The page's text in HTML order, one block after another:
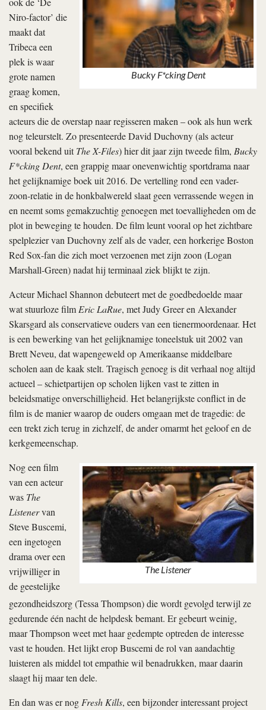
Bucky F*cking Dent
Niro-factor’ die
maakt dat
Tribeca een
plek is waar
grote namen
graag komen,
en specifiek
acteurs die de overstap naar regisseren maken – ook als hun werk
nog teleurstelt. Zo presenteerde David Duchovny (als acteur
vooral bekend uitThe X-Files) hier dit jaar zijn tweede film, Bucky
F*cking Dent, een grappig maar onevenwichtig sportdrama naar
het gelijknamige boek uit 2016. De vertelling rond een vader-
zoon-relatie in de honkbalwereld slaat geen verrassende wegen in
en neemt soms gemakzuchtig genoegen met toevalligheden om de
plot in beweging te houden. De film leunt vooral op het zichtbare
spelplezier van Duchovny zelf als de vader, een horkerige Boston
Red Sox-fan die zich moet verzoenen met zijn zoon (Logan
Marshall-Green) nadat hij terminaal ziek blijkt te zijn.
Acteur Michael Shannon debuteert met de goedbedoelde maar
wat stuurloze filmEric LaRue, met Judy Greer en Alexander
Skarsgard als conservatieve ouders van een tienermoordenaar. Het
is een bewerking van het gelijknamige toneelstuk uit 2002 van
Brett Neveu, dat wapengeweld op Amerikaanse middelbare
scholen aan de kaak stelt. Tragisch genoeg is dit verhaal nog altijd
actueel – schietpartijen op scholen lijken vast te zitten in
beleidsmatige onverschilligheid. Het belangrijkste conflict in de
film is de manier waarop de ouders omgaan met de tragedie: de
een trekt zich terug in zichzelf, de ander omarmt het geloof en de
kerkgemeenschap.
The Listener
Nog een film
van een acteur
was The
Listenervan
Steve Buscemi,
een ingetogen
drama over een
vrijwilliger in
de geestelijke
gezondheidszorg (Tessa Thompson) die wordt gevolgd terwijl ze
gedurende één nacht de helpdesk bemant. Er gebeurt weinig,
maar Thompson weet met haar gedempte optreden de interesse
vast te houden. Het lijkt erop Buscemi de rol van aandachtig
luisteren als middel tot empathie wil benadrukken, maar daarin
slaagt hij maar ten dele.
En dan was er nogFresh Kills, een bijzonder interessant project